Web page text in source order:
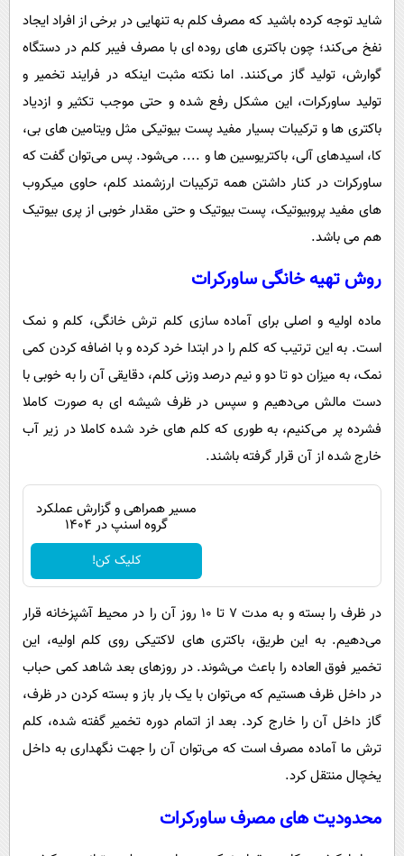
شاید توجه کرده باشید که مصرف کلم به تنهایی در برخی از افراد ایجاد
نفخ می‌کند؛ چون باکتری های روده ای با مصرف فیبر کلم در دستگاه
گوارش، تولید گاز می‌کنند. اما نکته مثبت اینکه در فرایند تخمیر و
تولید ساورکرات، این مشکل رفع شده و حتی موجب تکثیر و ازدیاد
باکتری ها و ترکیبات بسیار مفید پست بیوتیکی مثل ویتامین های بی،
کا، اسیدهای آلی، باکتریوسین ها و .... می‌شود. پس می‌توان گفت که
ساورکرات در کنار داشتن همه ترکیبات ارزشمند کلم، حاوی میکروب
های مفید پروبیوتیک، پست بیوتیک و حتی مقدار خوبی از پری بیوتیک
هم می باشد.
روش تهیه خانگی ساورکرات
ماده اولیه و اصلی برای آماده سازی کلم ترش خانگی، کلم و نمک
است. به این ترتیب که کلم را در ابتدا خرد کرده و با اضافه کردن کمی
نمک، به میزان دو تا دو و نیم درصد وزنی کلم، دقایقی آن را به خوبی با
دست مالش می‌دهیم و سپس در ظرف شیشه ای به صورت کاملا
فشرده پر می‌کنیم، به طوری که کلم های خرد شده کاملا در زیر آب
خارج شده از آن قرار گرفته باشند.
مسیر همراهی و گزارش عملکرد
گروه اسنپ در ۱۴۰۴
کلیک کن!
در ظرف را بسته و به مدت ۷ تا ۱۰ روز آن را در محیط آشپزخانه قرار
می‌دهیم. به این طریق، باکتری های لاکتیکی روی کلم اولیه، این
تخمیر فوق العاده را باعث می‌شوند. در روزهای بعد شاهد کمی حباب
در داخل ظرف هستیم که می‌توان با یک بار باز و بسته کردن در ظرف،
گاز داخل آن را خارج کرد. بعد از اتمام دوره تخمیر گفته شده، کلم
ترش ما آماده مصرف است که می‌توان آن را جهت نگهداری به داخل
یخچال منتقل کرد.
محدودیت های مصرف ساورکرات